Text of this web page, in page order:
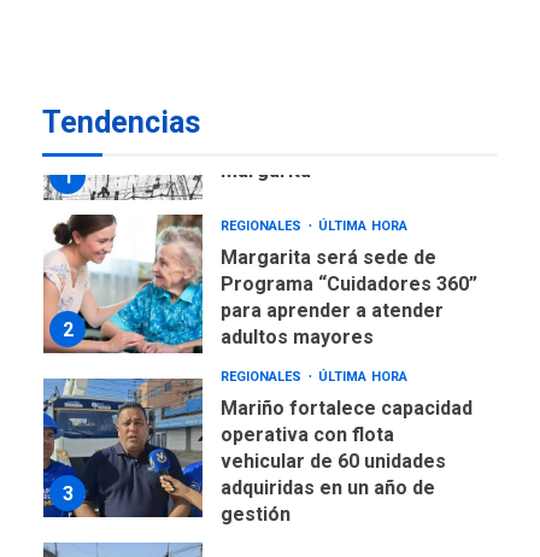
Tendencias
1
Margarita
2
REGIONALES ÚLTIMA HORA
Margarita será sede de
Programa “Cuidadores 360”
para aprender a atender
adultos mayores
3
REGIONALES ÚLTIMA HORA
Mariño fortalece capacidad
operativa con flota
vehicular de 60 unidades
adquiridas en un año de
gestión